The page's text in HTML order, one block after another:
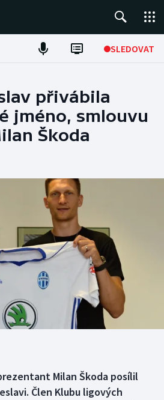
SLEDOVAT
přivábila
jméno, smlouvu
Škoda
Milan Škoda posílil
Člen Klubu ligových